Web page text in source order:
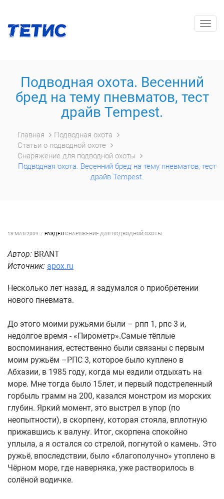
Подводная охота. Весенний
бред на тему пневматов, тест
драйв Tempest.
Главная
Подводная охота
Статьи о подводной охоте
Снаряжение для подводной охоты
Подводная охота. Весенний бред на тему пневматов, тест
драйв Tempest.
18 МАЯ 2009 РАЗДЕЛСНАРЯЖЕНИЕ ДЛЯ ПОДВОДНОЙ ОХОТЫ
Автор: BRANT
Источник: apox.ru
Несколько лет назад, я задумался о приобретении
нового пневмата.
До этого моими ружьями были – рпп 1, рпс 3 и,
недолгое время - «Пирометр».Самые тёплые
воспоминания, естественно были связаны с первым
моим ружьём –РПС 3, которое было куплено в
Абхазии, в 1985 году, когда мы ездили отдыхать на
море. Мне тогда было 15лет, и первый подстреленный
горбыль грамм на 200, казался монстром из морских
глубин. Яркий момент, это выстрел в упор (по
неопытности), в скорпену, которая стояла, вплотную
прижавшись к валуну. Итог, скорпена спокойно
уплыла, а я остался со стрелой, погнутой о камень. Это
ружьё, впоследствии, было «благополучно» утоплено в
Чёрном море, где наверняка, уже растворилось в
солёной водичке.